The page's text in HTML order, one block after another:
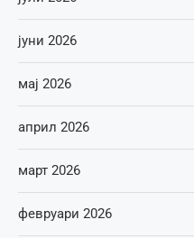
јуни 2026
мај 2026
април 2026
март 2026
февруари 2026